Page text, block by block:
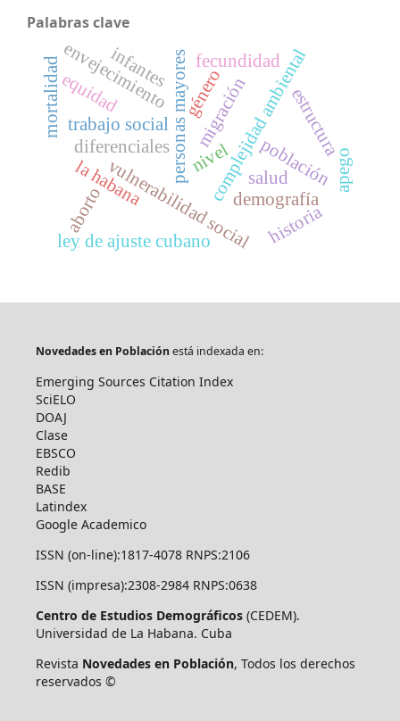
Palabras clave
complejidad ambiental
población
vulnerabilidad social
trabajo socialpersonas mayores
envejecimiento género
ley de ajuste cubano
diferenciales estructura
fecundidad
la habana nivel
mortalidad migración
aborto
salud
demografía
historia
equidad
infantes
apego
Novedades en Poblaciónestá indexada en:
Emerging Sources Citation Index
SciELO
DOAJ
Clase
EBSCO
Redib
BASE
Latindex
Google Academico
ISSN (on-line):1817-4078 RNPS:2106
ISSN (impresa):2308-2984 RNPS:0638
Centro de Estudios Demográficos(CEDEM).
Universidad de La Habana. Cuba
Revista Novedades en Población, Todos los derechos
reservados ©